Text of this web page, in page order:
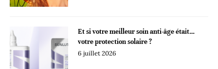
Et si votre meilleur soin anti-âge était…
votre protection solaire ?
6 juillet 2026